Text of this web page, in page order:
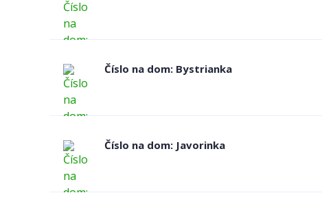
Číslo na dom: Bystrianka
Číslo na dom: Javorinka